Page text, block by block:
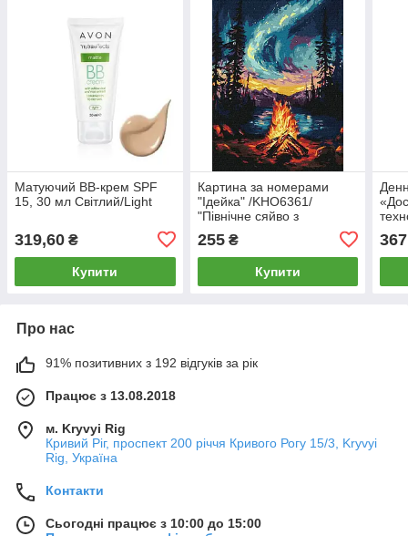
Матуючий ВВ-крем SPF
15, 30 мл Світлий/Light
319,60 ₴
Купити
Картина за номерами
"Ідейка" /KHO6361/
"Північне сяйво з
30*40см
255₴
Купити
Про нас
91% позитивних з 192 відгуків за рік
Працює з 13.08.2018
м. Kryvyi Rig
Кривий Ріг, проспект 200 річчя Кривого Рогу 15/3, Kryvyi
Rig, Україна
Контакти
Сьогодні працює з 10:00 до 15:00